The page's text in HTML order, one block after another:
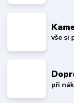
vše si
při